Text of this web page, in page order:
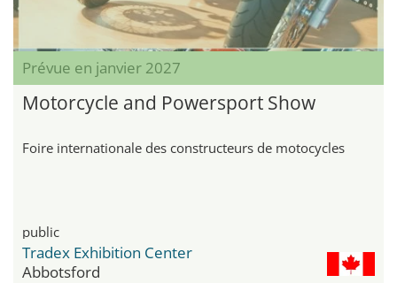
Prévue en janvier 2027
Motorcycle and Powersport Show
Foire internationale des constructeurs de motocycles
public
Tradex Exhibition Center
Abbotsford